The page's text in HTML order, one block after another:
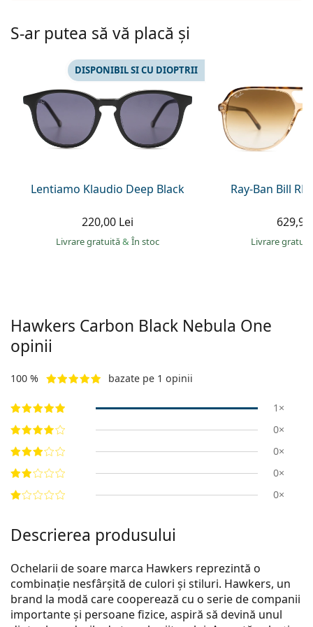
Prada
Toate mărcile
S-ar putea să vă placă și
Lentiamo Klaudio Deep Black
DISPONIBIL SI CU DIOPTRII
220,00 Lei
Livrare gratuită& În stoc
Ray-Ban Bill
Livrare
Hawkers Carbon Black Nebula One
opinii
100 % bazate pe 1 opinii
1×
0×
0×
0×
0×
Descrierea produsului
Ochelarii de soare marca Hawkers reprezintă o
combinație nesfârșită de culori și stiluri. Hawkers, un
brand la modă care cooperează cu o serie de companii
importante și persoane fizice, aspiră să devină unul